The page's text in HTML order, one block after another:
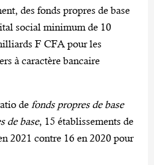
des fonds propres de base
social minimum de 10
F CFA pour les
à caractère bancaire
de fonds propres de base
de base, 15 établissements de
2021 contre 16 en 2020 pour